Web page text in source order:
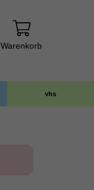
Warenkorb
vhs